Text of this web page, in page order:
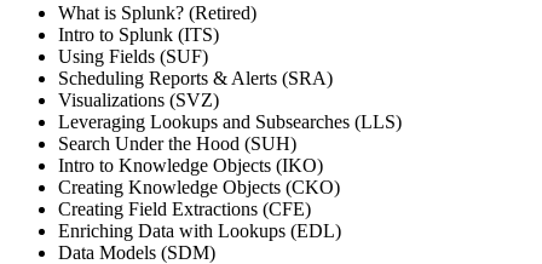
What is Splunk? (Retired)
Intro to Splunk (ITS)
Using Fields (SUF)
Scheduling Reports & Alerts (SRA)
Visualizations (SVZ)
Leveraging Lookups and Subsearches (LLS)
Search Under the Hood (SUH)
Intro to Knowledge Objects (IKO)
Creating Knowledge Objects (CKO)
Creating Field Extractions (CFE)
Enriching Data with Lookups (EDL)
Data Models (SDM)